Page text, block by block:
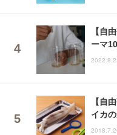
【自
ーマ
【自
イカ